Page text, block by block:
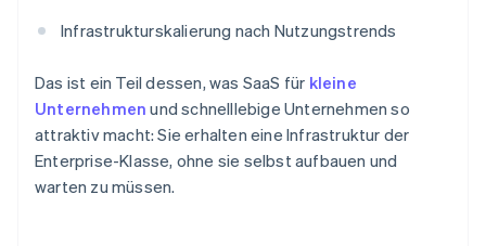
Infrastrukturskalierung nach Nutzungstrends
Das ist ein Teil dessen, was SaaS für kleine
Unternehmen und schnelllebige Unternehmen so
attraktiv macht: Sie erhalten eine Infrastruktur der
Enterprise-Klasse, ohne sie selbst aufbauen und
warten zu müssen.